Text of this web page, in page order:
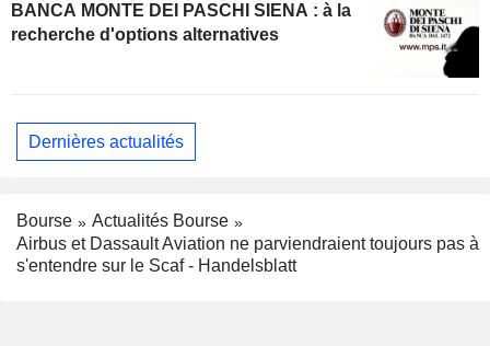
BANCA MONTE DEI PASCHI SIENA : à la
recherche d'options alternatives
Dernières actualités
Bourse
Actualités Bourse
Airbus et Dassault Aviation ne parviendraient toujours pas à
s'entendre sur le Scaf - Handelsblatt